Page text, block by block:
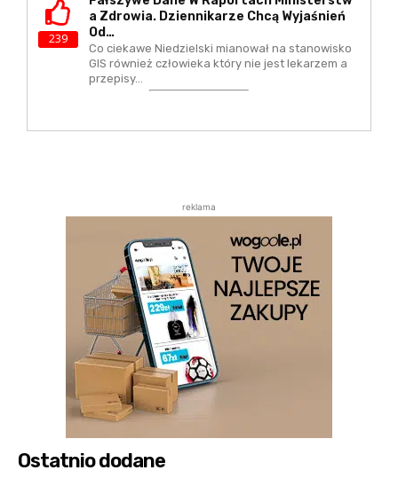
239
A Zdrowia. Dziennikarze Chcą Wyjaśnień
Od…
Co ciekawe Niedzielski mianował na stanowisko
GIS również człowieka który nie jest lekarzem a
przepisy…
reklama
Ostatnio dodane